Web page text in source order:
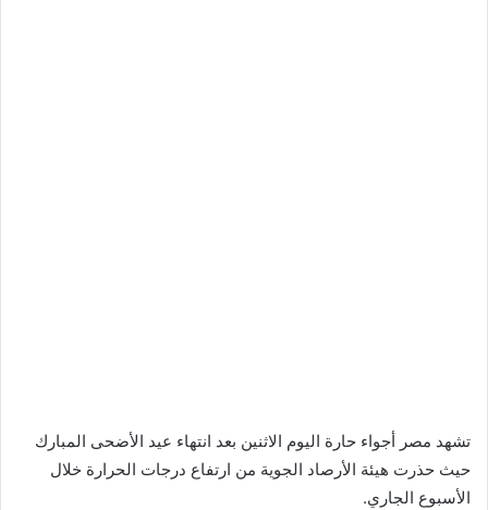
تشهد مصر أجواء حارة اليوم الاثنين بعد انتهاء عيد الأضحى المبارك
حيث حذرت هيئة الأرصاد الجوية من ارتفاع درجات الحرارة خلال
الأسبوع الجاري.